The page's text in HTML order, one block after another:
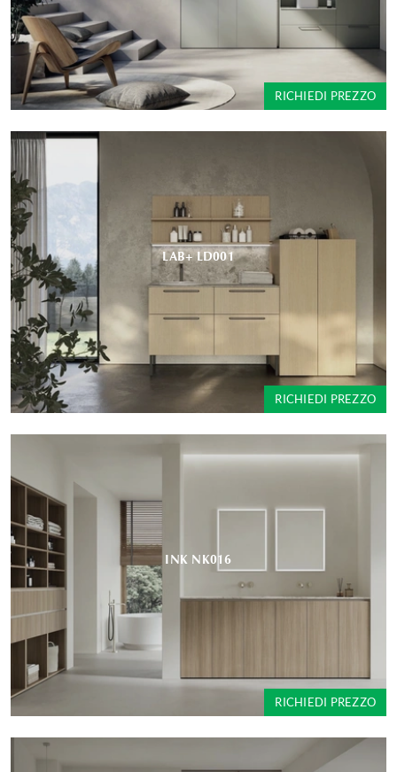
RICHIEDI PREZZO
LAB+ LD001
RICHIEDI PREZZO
INK NK016
RICHIEDI PREZZO